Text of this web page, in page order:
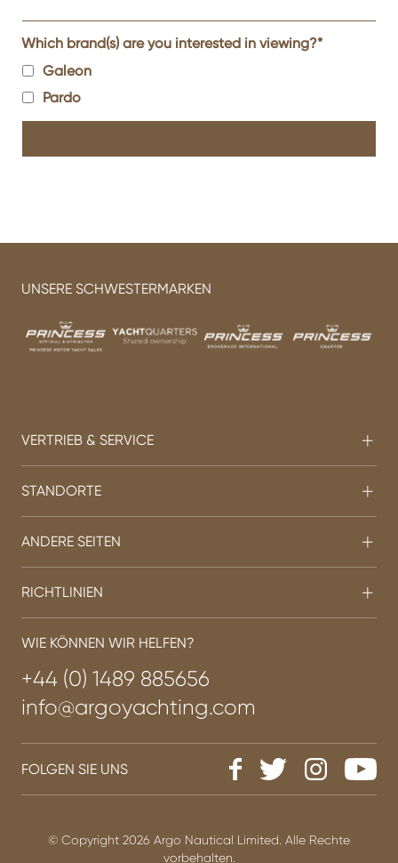
Which brand(s) are you interested in viewing?*
Galeon
Pardo
UNSERE SCHWESTERMARKEN
VERTRIEB & SERVICE
STANDORTE
ANDERE SEITEN
RICHTLINIEN
WIE KÖNNEN WIR HELFEN?
+44 (0) 1489 885656
info@argoyachting.com
FOLGEN SIE UNS
© Copyright 2026 Argo Nautical Limited. Alle Rechte
vorbehalten.